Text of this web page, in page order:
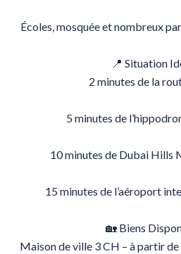
Écoles, mosquée et nombreux
📍 Situation
2 minutes de la
5 minutes de
10 minutes de Dubai Hills
15 minutes de l’aéroport
🏡 Biens
Maison de ville 3 CH – à partir